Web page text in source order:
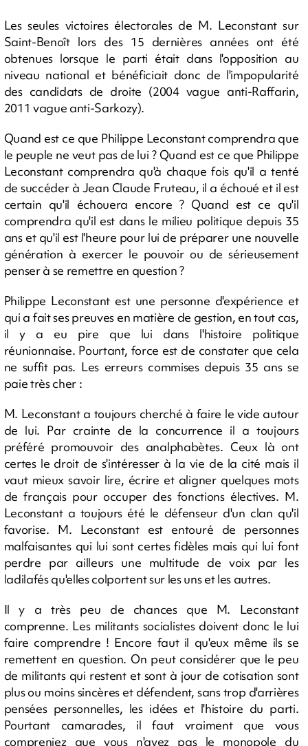
Les seules victoires électorales de M. Leconstant sur
Saint-Benoît lors des 15 dernières années ont été
obtenues lorsque le parti était dans l'opposition au
niveau national et bénéficiait donc de l'impopularité
des candidats de droite (2004 vague anti-Raffarin,
2011 vague anti-Sarkozy).
Quand est ce que Philippe Leconstant comprendra que
le peuple ne veut pas de lui ? Quand est ce que Philippe
Leconstant comprendra qu'à chaque fois qu'il a tenté
de succéder à Jean Claude Fruteau, il a échoué et il est
certain qu'il échouera encore ? Quand est ce qu'il
comprendra qu'il est dans le milieu politique depuis 35
ans et qu'il est l'heure pour lui de préparer une nouvelle
génération à exercer le pouvoir ou de sérieusement
penser à se remettre en question ?
Philippe Leconstant est une personne d'expérience et
qui a fait ses preuves en matière de gestion, en tout cas,
il y a eu pire que lui dans l'histoire politique
réunionnaise. Pourtant, force est de constater que cela
ne suffit pas. Les erreurs commises depuis 35 ans se
paie très cher :
M. Leconstant a toujours cherché à faire le vide autour
de lui. Par crainte de la concurrence il a toujours
préféré promouvoir des analphabètes. Ceux là ont
certes le droit de s'intéresser à la vie de la cité mais il
vaut mieux savoir lire, écrire et aligner quelques mots
de français pour occuper des fonctions électives. M.
Leconstant a toujours été le défenseur d'un clan qu'il
favorise. M. Leconstant est entouré de personnes
malfaisantes qui lui sont certes fidèles mais qui lui font
perdre par ailleurs une multitude de voix par les
ladilafés qu'elles colportent sur les uns et les autres.
Il y a très peu de chances que M. Leconstant
comprenne. Les militants socialistes doivent donc le lui
faire comprendre ! Encore faut il qu'eux même ils se
remettent en question. On peut considérer que le peu
de militants qui restent et sont à jour de cotisation sont
plus ou moins sincères et défendent, sans trop d'arrières
pensées personnelles, les idées et l'histoire du parti.
Pourtant camarades, il faut vraiment que vous
compreniez que vous n'avez pas le monopole du